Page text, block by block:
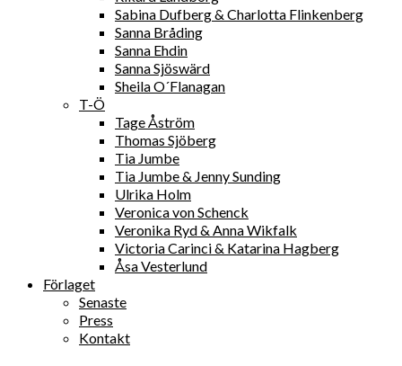
Sabina Dufberg & Charlotta Flinkenberg
Sanna Bråding
Sanna Ehdin
Sanna Sjöswärd
Sheila O´Flanagan
T-Ö
Tage Åström
Thomas Sjöberg
Tia Jumbe
Tia Jumbe & Jenny Sunding
Ulrika Holm
Veronica von Schenck
Veronika Ryd & Anna Wikfalk
Victoria Carinci & Katarina Hagberg
Åsa Vesterlund
Förlaget
Senaste
Press
Kontakt